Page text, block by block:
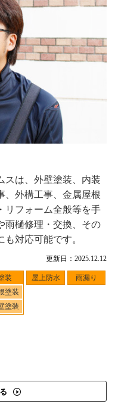
更新日：2025.12.12
装
塗装
塗装
屋上防水 雨漏り
スは、外壁塗装、内装
、外構工事、金属屋根
リフォーム全般等を手
雨樋修理・交換、その
対応可能です。